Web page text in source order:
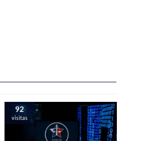
92
visitas